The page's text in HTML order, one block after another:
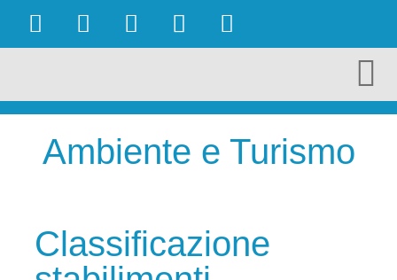
Ambiente e Turismo
Classificazione